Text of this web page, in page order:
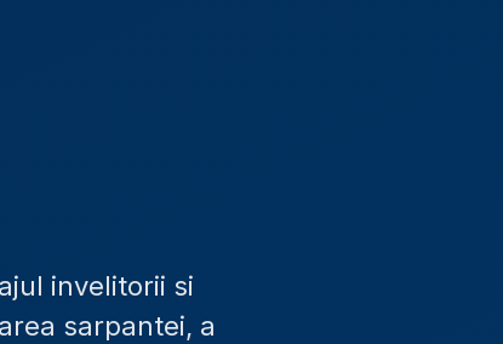
invelitorii si
sarpantei, a